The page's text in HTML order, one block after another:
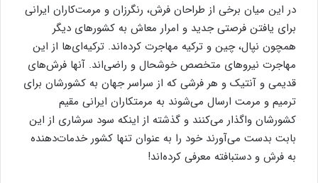
در این میان برخی از طراحان فرش، رنگرزان و مرمت‌کاران ایرانی
برای یافتن فرصتی جدید و امرار معاش به کشورهای دیگر
همچون نپال، چین و ترکیه مهاجرت کرده‌اند. ترکیه‌ای‌ها از این
مهاجرت نیروهای متخصص خوشحال و راضی‌اند. آنها فرش‌های
قدیمی و آنتیک و هر فرشی که از سراسر جهان به کشورشان برای
ترمیم و مرمت ارسال می‌شوند به مرمتکاران ایرانی مقیم
کشورشان واگذار می‌کنند و گذشته از اینکه سود سرشاری از این
بابت بدست می‌آورند خود را به عنوان تنها کشور خدمات‌دهنده
به فرش و دستبافته معرفی کرده‌اند!